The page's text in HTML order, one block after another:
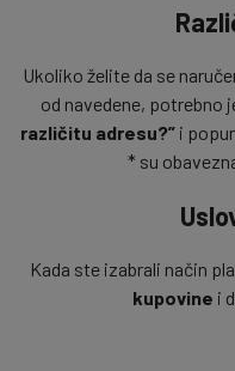
Ukoliko želite da se
od navedene, potrebno
različitu adresu?”i
* su
Kada ste izabrali način
kupovine i